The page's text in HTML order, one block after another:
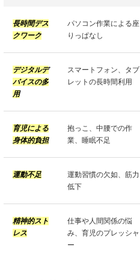
長時間デス
クワーク
パソコン作業による座
りっぱなし
デジタルデ
バイスの多
用
スマートフォン、タブ
レットの長時間利用
育児による
身体的負担
抱っこ、中腰での作
業、睡眠不足
運動不足
運動習慣の欠如、筋力
低下
精神的スト
レス
仕事や人間関係の悩
み、育児のプレッシャ
ー